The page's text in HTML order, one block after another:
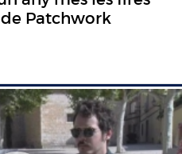
Patchwork